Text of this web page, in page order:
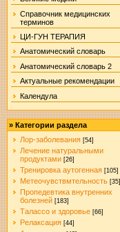
Справочник медицинских
терминов
ЦИ-ГУН ТЕРАПИЯ
Анатомический словарь
Анатомический словарь 2
Актуальные рекомендации
Календула
» Категории раздела
Лор-заболевания [54]
Лечение натуральными
продуктами [26]
Тренировка аутогенная [105]
Метеочувствмтельность [35]
Пропедевтика внутренних
болезней [183]
Талассо и здоровье [66]
Релаксация [44]